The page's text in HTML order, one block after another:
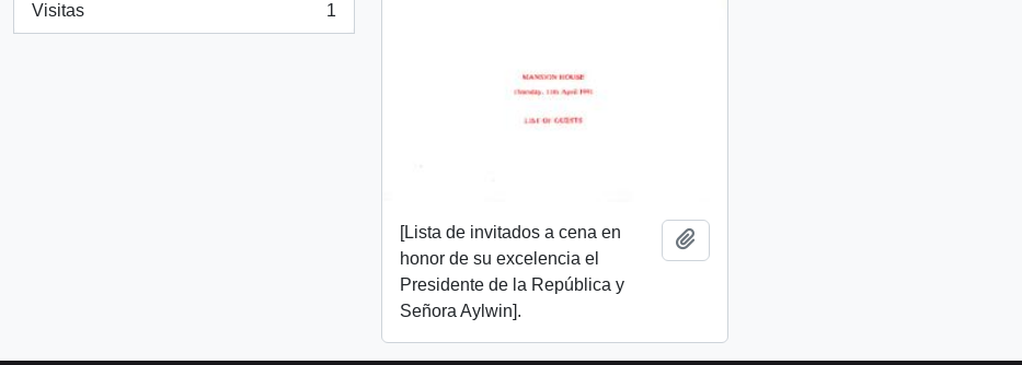
Visitas
, 1 resultados
1
[Lista de invitados a cena en
honor de su excelencia el
Presidente de la República y
Señora Aylwin].